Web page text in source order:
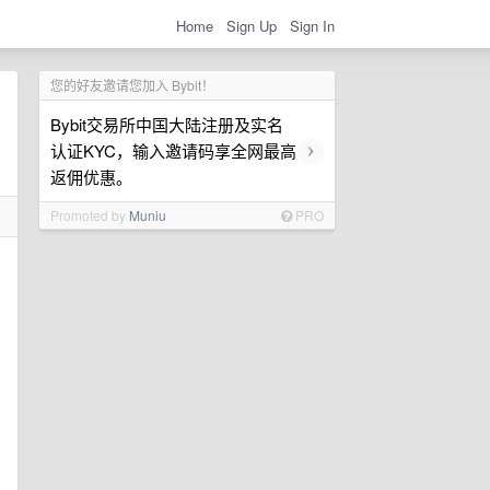
Home Sign Up Sign In
您的好友邀请您加入 Bybit！
Bybit交易所中国大陆注册及实名
认证KYC，输入邀请码享全网最高
返佣优惠。
›
Promoted by Muniu PRO